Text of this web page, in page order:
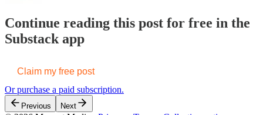
Continue reading this post for free in the
Substack app
Claim my free post
Or purchase a paid subscription.
Previous Next